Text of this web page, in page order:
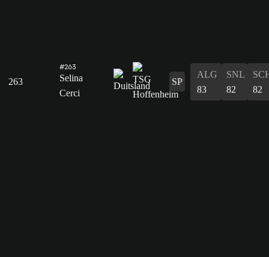
263
#263
Selina
Cerci
SP
ALG
83
SNL
82
82